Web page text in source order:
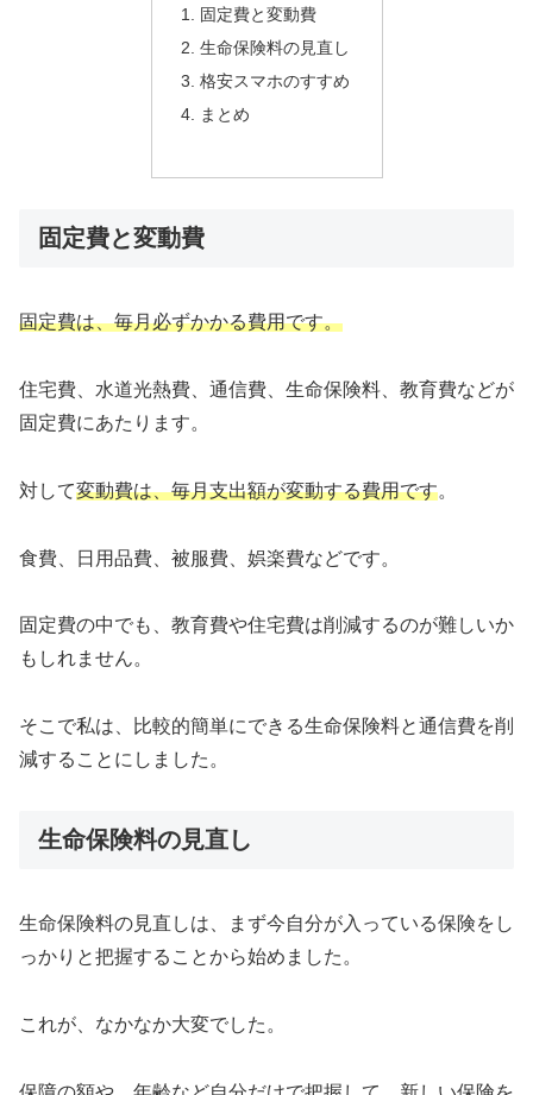
固定費と変動費
生命保険料の見直し
格安スマホのすすめ
まとめ
固定費と変動費
固定費は、毎月必ずかかる費用です。
住宅費、水道光熱費、通信費、生命保険料、教育費などが
固定費にあたります。
対して変動費は、毎月支出額が変動する費用です。
食費、日用品費、被服費、娯楽費などです。
固定費の中でも、教育費や住宅費は削減するのが難しいか
もしれません。
そこで私は、比較的簡単にできる生命保険料と通信費を削
減することにしました。
生命保険料の見直し
生命保険料の見直しは、まず今自分が入っている保険をし
っかりと把握することから始めました。
これが、なかなか大変でした。